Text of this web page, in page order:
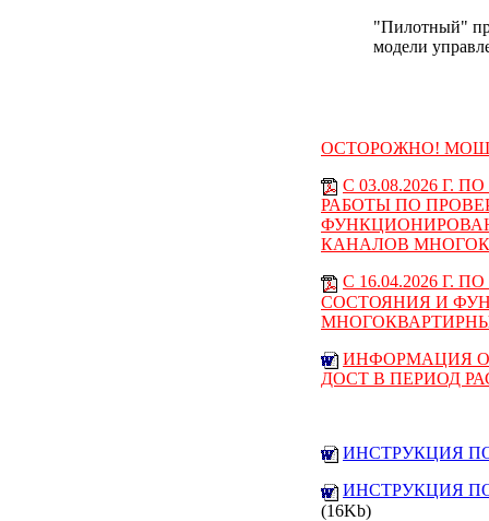
"Пилотный"
модели
ОСТОРОЖНО!
С 03.08.2026 Г.
РАБОТЫ ПО
КАНАЛОВ
С 16.04.2026 Г.
СОСТОЯНИЯ И
ИНФОРМАЦИЯ
ДОСТ В ПЕРИОД
ИНСТРУКЦИЯ
ИНСТРУКЦИЯ
(16Kb)